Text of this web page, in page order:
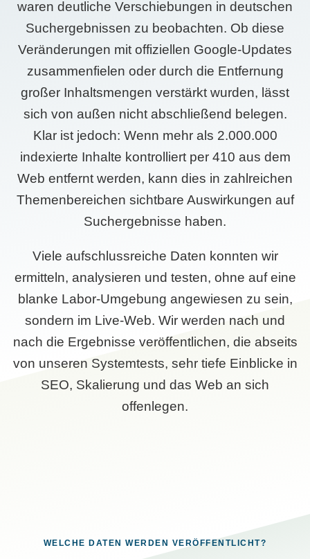
waren deutliche Verschiebungen in deutschen
Suchergebnissen zu beobachten. Ob diese
Veränderungen mit offiziellen Google-Updates
zusammenfielen oder durch die Entfernung
großer Inhaltsmengen verstärkt wurden, lässt
sich von außen nicht abschließend belegen.
Klar ist jedoch: Wenn mehr als 2.000.000
indexierte Inhalte kontrolliert per 410 aus dem
Web entfernt werden, kann dies in zahlreichen
Themenbereichen sichtbare Auswirkungen auf
Suchergebnisse haben.
Viele aufschlussreiche Daten konnten wir
ermitteln, analysieren und testen, ohne auf eine
blanke Labor-Umgebung angewiesen zu sein,
sondern im Live-Web. Wir werden nach und
nach die Ergebnisse veröffentlichen, die abseits
von unseren Systemtests, sehr tiefe Einblicke in
SEO, Skalierung und das Web an sich
offenlegen.
WELCHE DATEN WERDEN VERÖFFENTLICHT?